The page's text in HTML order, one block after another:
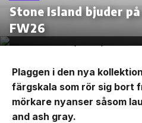
Stone Island bjuder
FW26
Plaggen i den nya
färgskala som rör sig bort
mörkare nyanser såsom
and ash gray.